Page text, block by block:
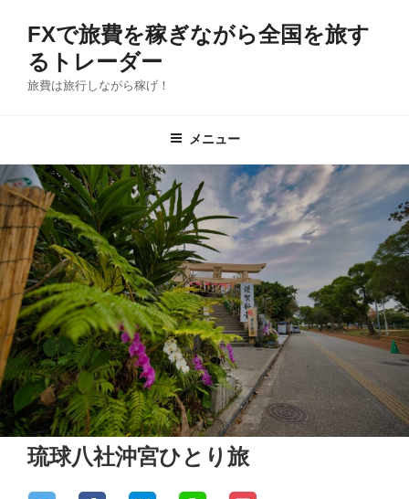
キ
ッ
プ
FXで旅費を稼ぎながら全国を旅す
るトレーダー
旅費は旅行しながら稼げ！
メニュー
琉球八社沖宮ひとり旅